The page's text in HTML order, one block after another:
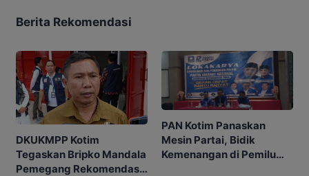
Berita Rekomendasi
DKUKMPP Kotim
Tegaskan Bripko Mandala
Pemegang Rekomendasi
PAN Kotim Panaskan
Mesin Partai, Bidik
Kemenangan di Pemilu